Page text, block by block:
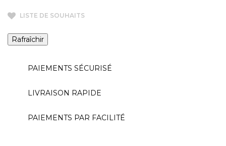
LISTE DE SOUHAITS
PAIEMENTS SÉCURISÉ
LIVRAISON RAPIDE
PAIEMENTS PAR FACILITÉ